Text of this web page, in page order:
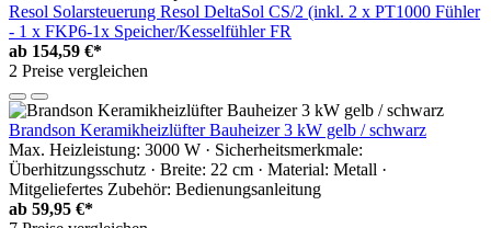
Resol Solarsteuerung Resol DeltaSol CS/2 (inkl. 2 x PT1000 Fühler
- 1 x FKP6-1x Speicher/Kesselfühler FR
ab 154,59 €*
2 Preise vergleichen
Brandson Keramikheizlüfter Bauheizer 3 kW gelb / schwarz
Max. Heizleistung: 3000 W · Sicherheitsmerkmale:
Überhitzungsschutz · Breite: 22 cm · Material: Metall ·
Mitgeliefertes Zubehör: Bedienungsanleitung
ab 59,95 €*